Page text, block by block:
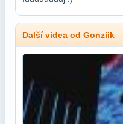
Další videa od Gonziik